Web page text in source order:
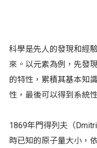
科學是先人的發現和經
來。以元素為例，先發
的特性，累積其基本知
性，最後可以得到系統
1869年門得列夫（
時已知的原子量大小，